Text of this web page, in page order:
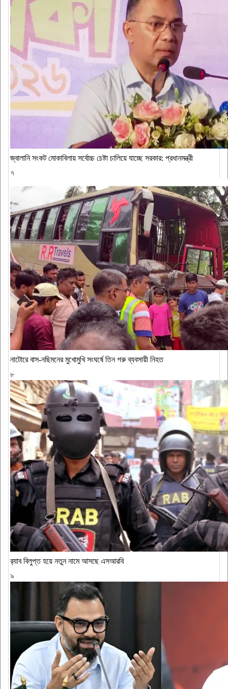
জ্বালানি সংকট মোকাবিলায় সর্বোচ্চ চেষ্টা চালিয়ে যাচ্ছে সরকার: প্রধানমন্ত্রী
৭
নাটোরে বাস-নছিমনের মুখোমুখি সংঘর্ষে তিন গরু ব্যবসায়ী নিহত
৮
র‍্যাব বিলুপ্ত হয়ে নতুন নামে আসছে এসআরবি
৯